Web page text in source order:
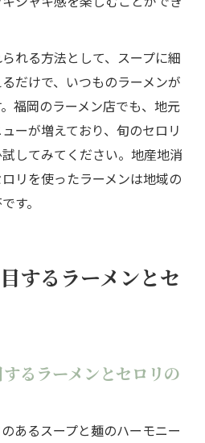
れる方法として、スープに細
だけで、いつものラーメンが
福岡のラーメン店でも、地元
ーが増えており、旬のセロリ
してみてください。地産地消
リを使ったラーメンは地域の
す。
するラーメンとセ
るラーメンとセロリの
あるスープと麺のハーモニー